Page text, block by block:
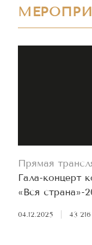
Прямая
Гала-концерт
«Вся страна»-
04.12.2025 43